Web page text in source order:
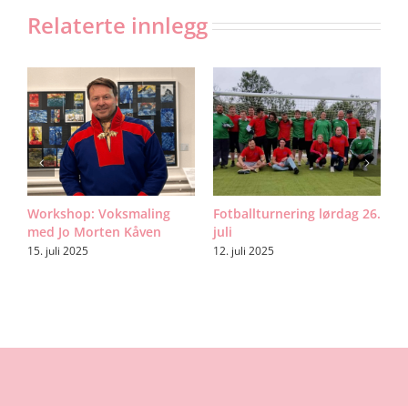
Relaterte innlegg
Workshop: Voksmaling
med Jo Morten Kåven
15. juli 2025
Fotballturnering lørdag 26.
juli
12. juli 2025